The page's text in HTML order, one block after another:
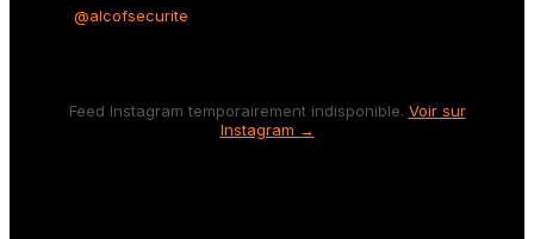
@alcofsecurite
Feed Instagram temporairement indisponible. Voir sur
Instagram →